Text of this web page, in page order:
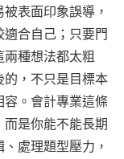
被表面印象誤導，
合自己；只要門
種想法都太粗
，不只是目標本
。會計專業這條
是你能不能長期
處理題型壓力，